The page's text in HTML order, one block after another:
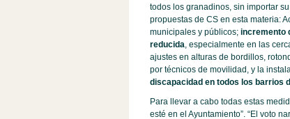
todos los granadinos, sin importar
propuestas de CS en esta materia:
municipales y públicos; incremento
reducida , especialmente en las
ajustes en alturas de bordillos,
por técnicos de movilidad, y la
discapacidad en todos los barrios
Para llevar a cabo todas estas
esté en el Ayuntamiento”. “El voto